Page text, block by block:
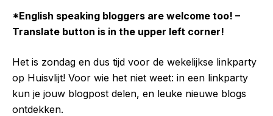
*English speaking bloggers are welcome too! –
Translate button is in the upper left corner!
Het is zondag en dus tijd voor de wekelijkse linkparty
op Huisvlijt! Voor wie het niet weet: in een linkparty
kun je jouw blogpost delen, en leuke nieuwe blogs
ontdekken.